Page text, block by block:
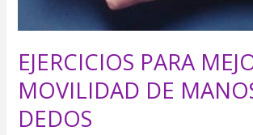
EJERCICIOS PARA
MOVILIDAD DE
DEDOS